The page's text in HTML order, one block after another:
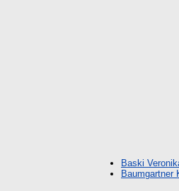
Baski
Baumgartner